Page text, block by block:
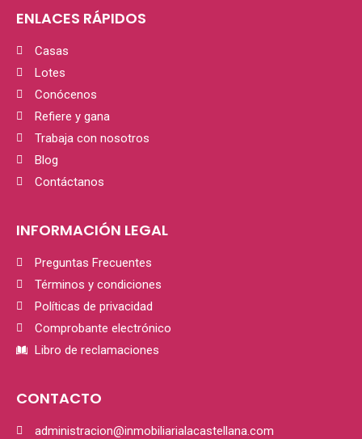
ENLACES RÁPIDOS
Casas
Lotes
Conócenos
Refiere y gana
Trabaja con nosotros
Blog
Contáctanos
INFORMACIÓN LEGAL
Preguntas Frecuentes
Términos y condiciones
Políticas de privacidad
Comprobante electrónico
Libro de reclamaciones
CONTACTO
administracion@inmobiliarialacastellana.com